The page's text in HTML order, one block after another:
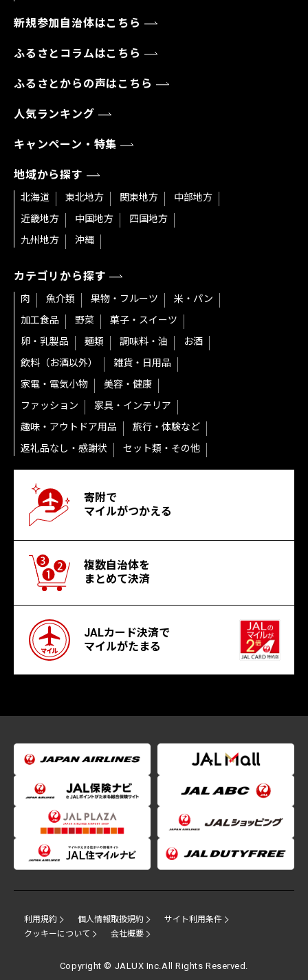
新規参加自治体はこちら
ふるさとコラムはこちら
ふるさとからの声はこちら
人気ランキング
キャンペーン・特集
地域から探す
北海道 東北地方 関東地方
中部地方
近畿地方
中国地方
四国地方
九州地方
沖縄
カテゴリから探す
肉 魚介類 果物・フルーツ
米・パン
加工食品
野菜
菓子・スイーツ
卵・乳製品
麺類 調味料・油
お酒
飲料（お酒以外）
雑貨・日用品
家電・電気小物
美容・健康
ファッション
家具・インテリア
趣味・アウトドア用品
旅行・体験など
返礼品なし・感謝状
セット類・その他
寄附で
マイルがつかえる
複数自治体を
まとめて決済
JALカード決済で
マイルがたまる
利用規約 個人情報取扱規約
サイト利用条件
クッキーについて
会社概要
Copyright © JALUX Inc.All Rights Reserved.